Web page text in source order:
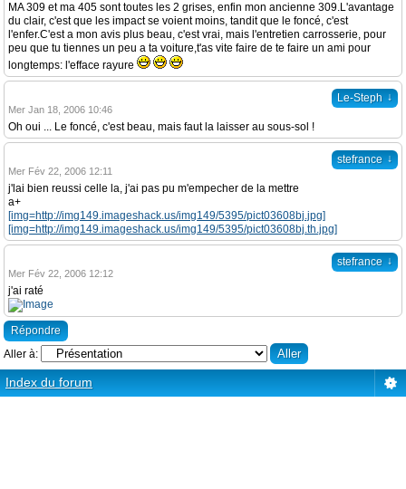
MA 309 et ma 405 sont toutes les 2 grises, enfin mon ancienne 309.L'avantage
du clair, c'est que les impact se voient moins, tandit que le foncé, c'est
l'enfer.C'est a mon avis plus beau, c'est vrai, mais l'entretien carrosserie, pour
peu que tu tiennes un peu a ta voiture,t'as vite faire de te faire un ami pour
longtemps: l'efface rayure
Le-Steph ↓
Mer Jan 18, 2006 10:46
Oh oui ... Le foncé, c'est beau, mais faut la laisser au sous-sol !
stefrance ↓
Mer Fév 22, 2006 12:11
j'lai bien reussi celle la, j'ai pas pu m'empecher de la mettre
a+
[img=http://img149.imageshack.us/img149/5395/pict03608bj.jpg]
[img=http://img149.imageshack.us/img149/5395/pict03608bj.th.jpg]
stefrance ↓
Mer Fév 22, 2006 12:12
j'ai raté
Répondre
Aller à:
Index du forum